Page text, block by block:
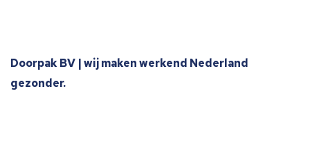
Doorpak BV | wij maken werkend Nederland
gezonder.